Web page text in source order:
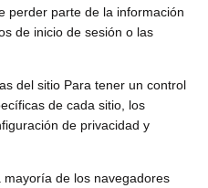
perder parte de la información
de inicio de sesión o las
del sitio Para tener un control
de cada sitio, los
de privacidad y
mayoría de los navegadores